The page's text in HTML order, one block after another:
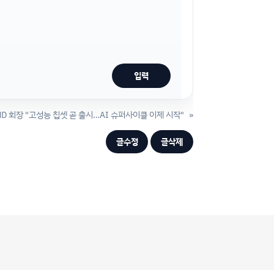
회장 "고성능 칩셋 곧 출시…AI 슈퍼사이클 이제 시작" »
글수정 글삭제